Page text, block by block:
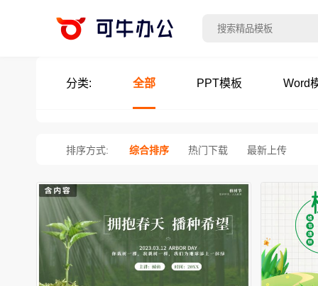
分类: 全部 PPT模板 Word
排序方式: 综合排序 热门下载 最新上传